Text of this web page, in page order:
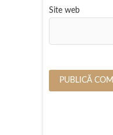
Site web